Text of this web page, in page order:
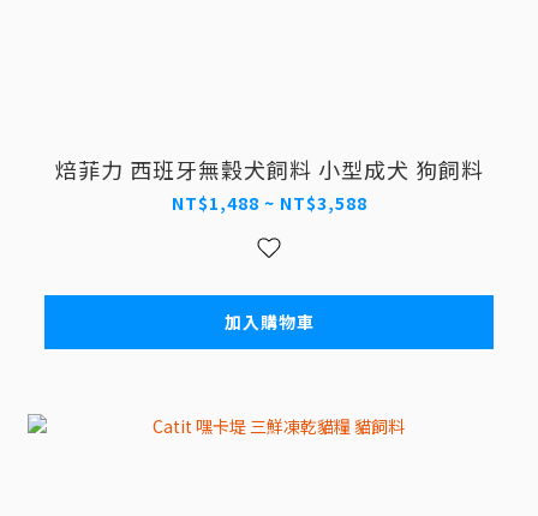
焙菲力 西班牙無穀犬飼料 小型成犬 狗飼料
NT$1,488 ~ NT$3,588
加入購物車